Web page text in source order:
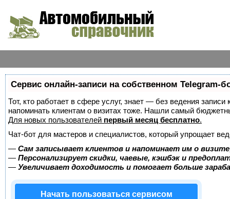
Сервис онлайн-записи на собственном Telegram-
Тот, кто работает в сфере услуг, знает — без ведения
напоминать клиентам о визитах тоже. Нашли самый
Для новых пользователей первый месяц бесплатно.
Чат-бот для мастеров и специалистов, который упрощает
— Сам записывает клиентов и напоминает им о
— Персонализирует скидки, чаевые, кэшбэк и
— Увеличивает доходимость и помогает больше
Начать пользоваться сервисом